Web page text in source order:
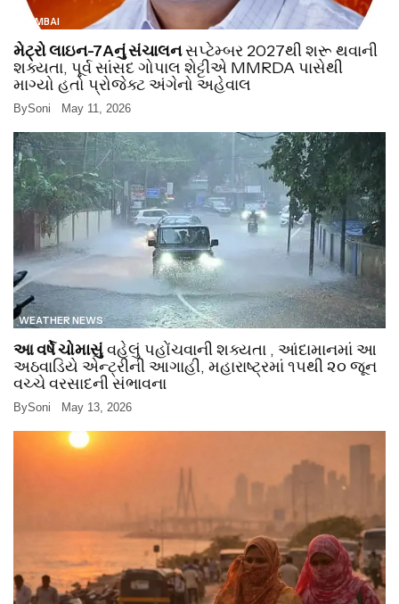
MUMBAI
મેટ્રો લાઇન-7Aનું સંચાલનસપ્ટેમ્બર 2027થી શરૂ થવાની
શક્યતા, પૂર્વ સાંસદ ગોપાલ શેટ્ટીએ MMRDA પાસેથી
માગ્યો હતો પ્રોજેક્ટ અંગેનો અહેવાલ
BySoni May 11, 2026
WEATHER NEWS
આ વર્ષે ચોમાસુંવહેલું પહોંચવાની શક્યતા , આંદામાનમાં આ
અઠવાડિયે એન્ટ્રીની આગાહી, મહારાષ્ટ્રમાં ૧૫થી ૨૦ જૂન
વચ્ચે વરસાદની સંભાવના
BySoni May 13, 2026